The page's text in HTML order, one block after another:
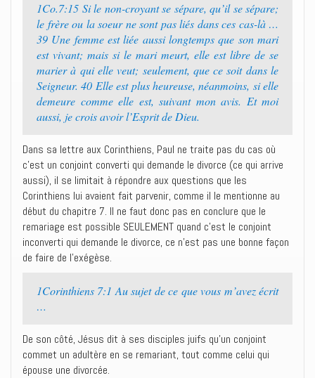
1Co.7:15 Si le non-croyant se sépare, qu’il se sépare;
le frère ou la soeur ne sont pas liés dans ces cas-là …
39 Une femme est liée aussi longtemps que son mari
est vivant; mais si le mari meurt, elle est libre de se
marier à qui elle veut; seulement, que ce soit dans le
Seigneur. 40 Elle est plus heureuse, néanmoins, si elle
demeure comme elle est, suivant mon avis. Et moi
aussi, je crois avoir l’Esprit de Dieu.
Dans sa lettre aux Corinthiens, Paul ne traite pas du cas où
c’est un conjoint converti qui demande le divorce (ce qui arrive
aussi), il se limitait à répondre aux questions que les
Corinthiens lui avaient fait parvenir, comme il le mentionne au
début du chapitre 7. Il ne faut donc pas en conclure que le
remariage est possible SEULEMENT quand c’est le conjoint
inconverti qui demande le divorce, ce n’est pas une bonne façon
de faire de l’exégèse.
1Corinthiens 7:1 Au sujet de ce que vous m’avez écrit
…
De son côté, Jésus dit à ses disciples juifs qu’un conjoint
commet un adultère en se remariant, tout comme celui qui
épouse une divorcée.